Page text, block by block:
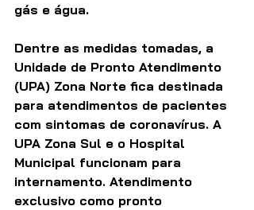
gás e água.
Dentre as medidas tomadas, a
Unidade de Pronto Atendimento
(UPA) Zona Norte fica destinada
para atendimentos de pacientes
com sintomas de coronavírus. A
UPA Zona Sul e o Hospital
Municipal funcionam para
internamento. Atendimento
exclusivo como pronto